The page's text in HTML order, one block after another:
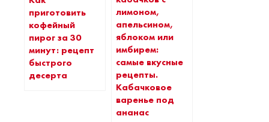
приготовить
кофейный
пирог за 30
минут: рецепт
быстрого
десерта
лимоном,
апельсином,
яблоком или
имбирем:
самые вкусные
рецепты.
Кабачковое
варенье под
ананас